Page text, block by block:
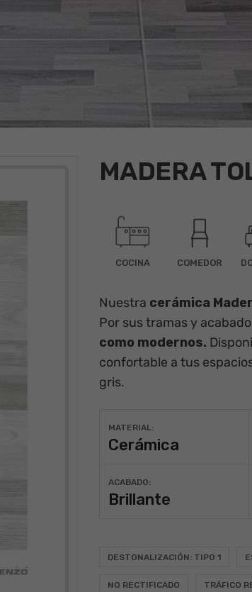
MADERA
COCINA COMEDOR
Nuestra cerámica
Por sus tramas y acabado
como modernos.
confortable a tus
gris.
MATERIAL:
Cerámica
ACABADO:
Brillante
DESTONALIZACIÓN: TIPO 1
NO RECTIFICADO TRÁFICO